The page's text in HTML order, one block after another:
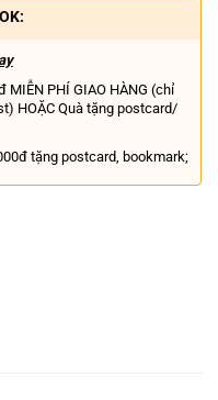
MIỄN PHÍ GIAO HÀNG (chỉ
HOẶC Quà tặng postcard/
tặng postcard, bookmark;